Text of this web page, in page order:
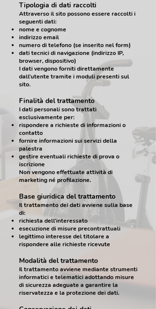
Tipologia di dati raccolti
Attraverso il sito possono essere raccolti i
seguenti dati:
nome e cognome
indirizzo email
numero di telefono (se inserito nel form)
dati tecnici di navigazione (indirizzo IP,
browser, dispositivo)
I dati vengono forniti direttamente
dall’utente tramite i moduli presenti sul
sito.
Finalità del trattamento
I dati personali sono trattati
esclusivamente per:
rispondere a richieste di informazioni o
contatto
fornire informazioni sui servizi della
palestra
gestire eventuali richieste di prova o
iscrizione
Non vengono effettuate attività di
marketing né profilazione.
Base giuridica del trattamento
Il trattamento dei dati avviene sulla base
di:
richiesta dell’interessato
esecuzione di misure precontrattuali
legittimo interesse del titolare a
rispondere alle richieste ricevute
Modalità del trattamento
Il trattamento avviene mediante strumenti
informatici e telematici adottando misure
di sicurezza adeguate a garantire la
riservatezza e la protezione dei dati.